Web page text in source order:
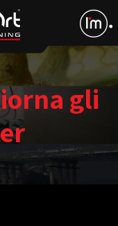
gli